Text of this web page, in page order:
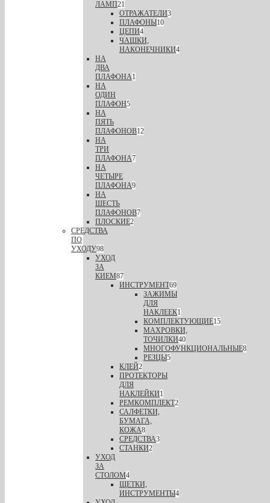
ЛАМП21
ОТРАЖАТЕЛИ3
ПЛАФОНЫ10
ЦЕПИ4
ЧАШКИ,
НАКОНЕЧНИКИ4
НА
ДВА
ПЛАФОНА1
НА
ОДИН
ПЛАФОН5
НА
ПЯТЬ
ПЛАФОНОВ12
НА
ТРИ
ПЛАФОНА7
НА
ЧЕТЫРЕ
ПЛАФОНА9
НА
ШЕСТЬ
ПЛАФОНОВ7
ПЛОСКИЕ2
СРЕДСТВА
ПО
УХОДУ98
УХОД
ЗА
КИЕМ87
ИНСТРУМЕНТ69
ЗАЖИМЫ
ДЛЯ
НАКЛЕЕК1
КОМПЛЕКТУЮЩИЕ15
МАХРОВКИ,
ТОЧИЛКИ40
МНОГОФУНКЦИОНАЛЬНЫЕ8
РЕЗЦЫ5
КЛЕЙ2
ПРОТЕКТОРЫ
ДЛЯ
НАКЛЕЙКИ1
РЕМКОМПЛЕКТ2
САЛФЕТКИ,
БУМАГА,
КОЖА8
СРЕДСТВА3
СТАНКИ2
УХОД
ЗА
СТОЛОМ4
ЩЕТКИ,
ИНСТРУМЕНТЫ4